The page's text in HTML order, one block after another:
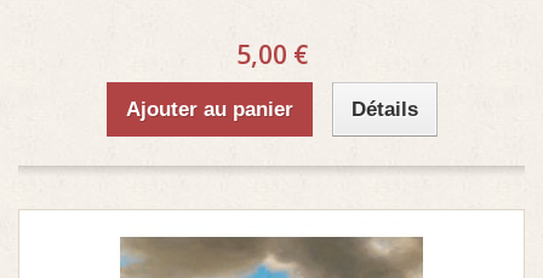
5,00 €
Ajouter au panier Détails